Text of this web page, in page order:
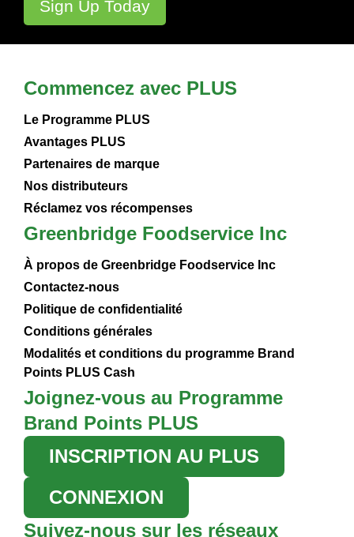
Commencez avec PLUS
Le Programme PLUS
Avantages PLUS
Partenaires de marque
Nos distributeurs
Réclamez vos récompenses
Greenbridge Foodservice Inc
À propos de Greenbridge Foodservice Inc
Contactez-nous
Politique de confidentialité
Conditions générales
Modalités et conditions du programme Brand
Points PLUS Cash
Joignez-vous au Programme
Brand Points PLUS
INSCRIPTION AU PLUS
CONNEXION
Suivez-nous sur les réseaux